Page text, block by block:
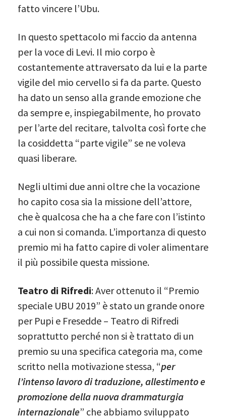
fatto vincere l’Ubu.
In questo spettacolo mi faccio da antenna
per la voce di Levi. Il mio corpo è
costantemente attraversato da lui e la parte
vigile del mio cervello si fa da parte. Questo
ha dato un senso alla grande emozione che
da sempre e, inspiegabilmente, ho provato
per l’arte del recitare, talvolta così forte che
la cosiddetta “parte vigile” se ne voleva
quasi liberare.
Negli ultimi due anni oltre che la vocazione
ho capito cosa sia la missione dell’attore,
che è qualcosa che ha a che fare con l’istinto
a cui non si comanda. L’importanza di questo
premio mi ha fatto capire di voler alimentare
il più possibile questa missione.
Teatro di Rifredi: Aver ottenuto il “Premio
speciale UBU 2019” è stato un grande onore
per Pupi e Fresedde – Teatro di Rifredi
soprattutto perché non si è trattato di un
premio su una specifica categoria ma, come
scritto nella motivazione stessa, “per
l’intenso lavoro di traduzione, allestimento e
promozione della nuova drammaturgia
internazionale” che abbiamo sviluppato